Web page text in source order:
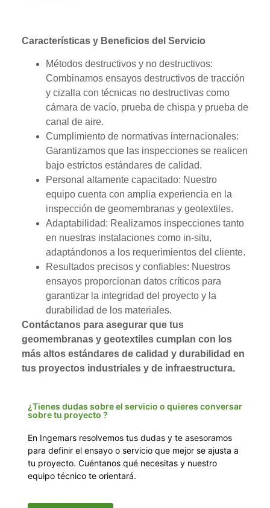
Características y Beneficios del Servicio
Métodos destructivos y no destructivos:
Combinamos ensayos destructivos de tracción
y cizalla con técnicas no destructivas como
cámara de vacío, prueba de chispa y prueba de
canal de aire.
Cumplimiento de normativas internacionales:
Garantizamos que las inspecciones se realicen
bajo estrictos estándares de calidad.
Personal altamente capacitado: Nuestro
equipo cuenta con amplia experiencia en la
inspección de geomembranas y geotextiles.
Adaptabilidad: Realizamos inspecciones tanto
en nuestras instalaciones como in-situ,
adaptándonos a los requerimientos del cliente.
Resultados precisos y confiables: Nuestros
ensayos proporcionan datos críticos para
garantizar la integridad del proyecto y la
durabilidad de los materiales.
Contáctanos para asegurar que tus
geomembranas y geotextiles cumplan con los
más altos estándares de calidad y durabilidad en
tus proyectos industriales y de infraestructura.
¿Tienes dudas sobre el servicio o quieres conversar
sobre tu proyecto ?
En Ingemars resolvemos tus dudas y te asesoramos
para definir el ensayo o servicio que mejor se ajusta a
tu proyecto. Cuéntanos qué necesitas y nuestro
equipo técnico te orientará.